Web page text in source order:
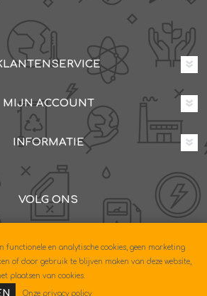
MIJN ACCOUNT
INFORMATIE
VOLG ONS
085-0604630
functionele en analytische cookies, geen marketing
of door gebruik te blijven maken van deze website,
plaatsen van cookies.
Onze privacy policy